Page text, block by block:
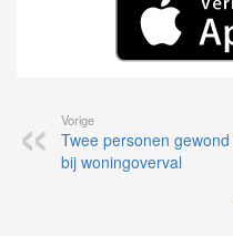
Vorige
Twee personen
bij woningoverval